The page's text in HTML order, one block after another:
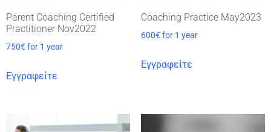
Parent Coaching Certified
Practitioner Nov2022
750€for 1 year
Εγγραφείτε
Coaching Practice May2023
600€ for 1 year
Εγγραφείτε